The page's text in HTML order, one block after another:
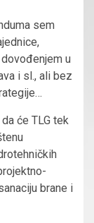
sem
u
i sl., ali bez
će TLG tek
brane i